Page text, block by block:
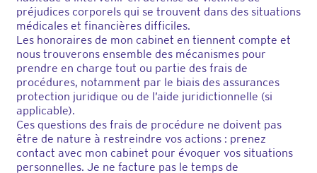
préjudices corporels qui se trouvent dans des situations
médicales et financières difficiles.
Les honoraires de mon cabinet en tiennent compte et
nous trouverons ensemble des mécanismes pour
prendre en charge tout ou partie des frais de
procédures, notamment par le biais des assurances
protection juridique ou de l’aide juridictionnelle (si
applicable).
Ces questions des frais de procédure ne doivent pas
être de nature à restreindre vos actions : prenez
contact avec mon cabinet pour évoquer vos situations
personnelles. Je ne facture pas le temps de